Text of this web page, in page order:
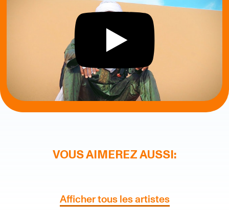
VOUS AIMEREZ AUSSI:
Afficher tous les artistes